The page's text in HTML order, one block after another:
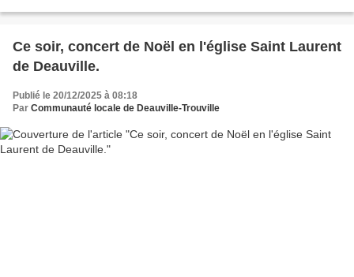
Ce soir, concert de Noël en l'église Saint Laurent
de Deauville.
Publié le 20/12/2025 à 08:18
Par Communauté locale de Deauville-Trouville